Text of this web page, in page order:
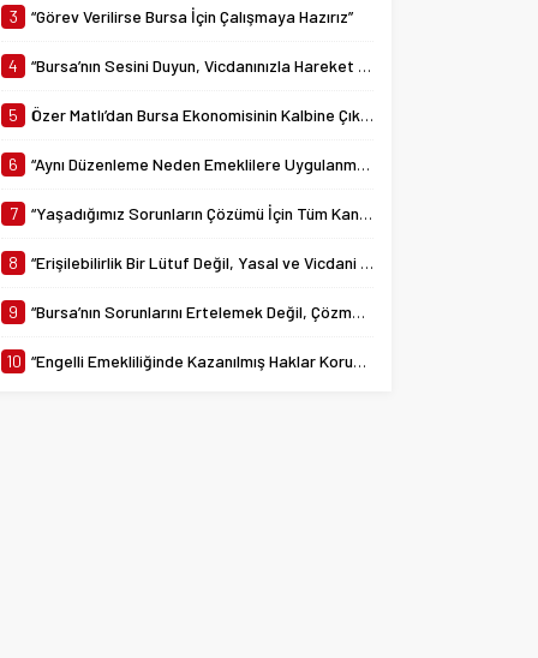
yürürlüğe giren 7538...
3 “Görev Verilirse Bursa İçin Çalışmaya Hazırız”
4 “Bursa’nın Sesini Duyun, Vicdanınızla Hareket Edin”
5 Özer Matlı’dan Bursa Ekonomisinin Kalbine Çıkarma
6 “Aynı Düzenleme Neden Emeklilere Uygulanmadı?”
7 “Yaşadığımız Sorunların Çözümü İçin Tüm Kanalları Denedik”
8 “Erişilebilirlik Bir Lütuf Değil, Yasal ve Vicdani Bir Sorumluluktur”
9 “Bursa’nın Sorunlarını Ertelemek Değil, Çözmek İçin Yola Çıktık”
10 “Engelli Emekliliğinde Kazanılmış Haklar Korunmalı, Belirsizlikler Son Bulmalı”